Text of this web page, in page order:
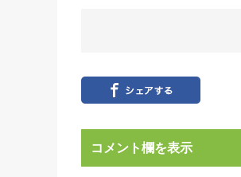
コメント欄を表示